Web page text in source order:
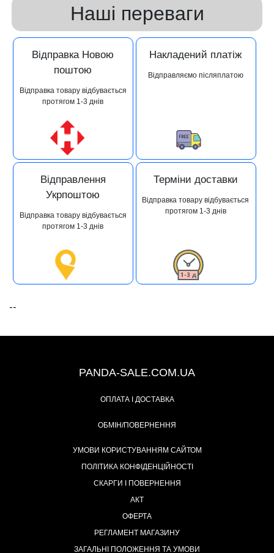
Наші переваги
Відправка Новою
поштою
Відправка товару відбувається
протягом 1-3 днів
Накладений платіж
Відправляємо післяплатою
Відправлення
Укрпоштою
Відправка товару відбувається
протягом 1-3 днів
Терміни доставки
Відправка товару відбувається
протягом 1-3 днів
--
PANDA-SALE.COM.UA
ОПЛАТА І ДОСТАВКА
ОБМІН/ПОВЕРНЕННЯ
УМОВИ КОРИСТУВАННЯМ САЙТОМ
ПОЛІТИКА КОНФІДЕНЦІЙНОСТІ
СКАРГИ І ПОВЕРНЕННЯ
АКТ
ОФЕРТА
РЕГЛАМЕНТ МАГАЗИНУ
ЗАГАЛЬНІ ПОЛОЖЕННЯ ТА УМОВИ